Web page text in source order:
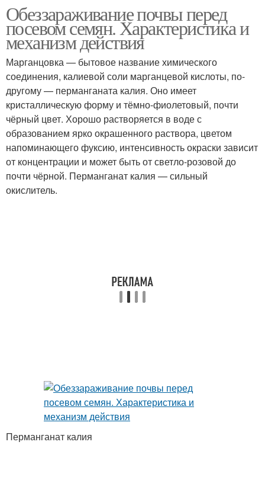
Обеззараживание почвы перед
посевом семян. Характеристика и
механизм действия
Марганцовка — бытовое название химического
соединения, калиевой соли марганцевой кислоты, по-
другому — перманганата калия. Оно имеет
кристаллическую форму и тёмно-фиолетовый, почти
чёрный цвет. Хорошо растворяется в воде с
образованием ярко окрашенного раствора, цветом
напоминающего фуксию, интенсивность окраски зависит
от концентрации и может быть от светло-розовой до
почти чёрной. Перманганат калия — сильный
окислитель.
Перманганат калия